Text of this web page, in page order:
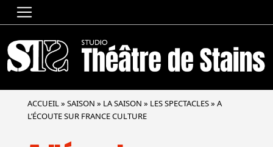
ACCUEIL» SAISON » LA SAISON » LES SPECTACLES» A
L’ÉCOUTE SUR FRANCE CULTURE